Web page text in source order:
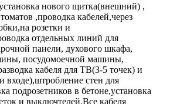
нового щитка(внешний) ,
,проводка кабелей,через
розетки и
отдельных линий для
панели, духового шкафа,
посудомоечной машины,
кабеля для ТВ(3-5 точек) и
входе),штробление стен для
подрозетников в бетоне,установка
и выключтелей.Все кабеля